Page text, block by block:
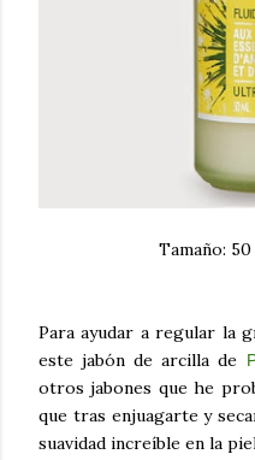
Tamaño:
Para ayudar a regular la
este jabón de arcilla de
otros jabones que he
que tras enjuagarte y
suavidad increíble en la